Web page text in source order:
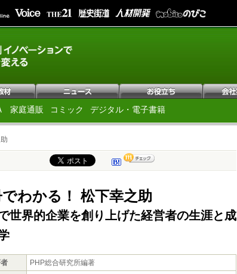
家庭通販 コミック デジタル・電子書籍
わかる！ 松下幸之助
世界的企業を創り上げた経営者の生涯と成
PHP総合研究所編著